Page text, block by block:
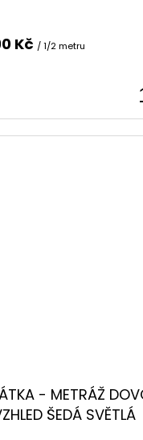
Kč / 1/2 metru
- METRÁŽ
ŠEDÁ SVĚTLÁ